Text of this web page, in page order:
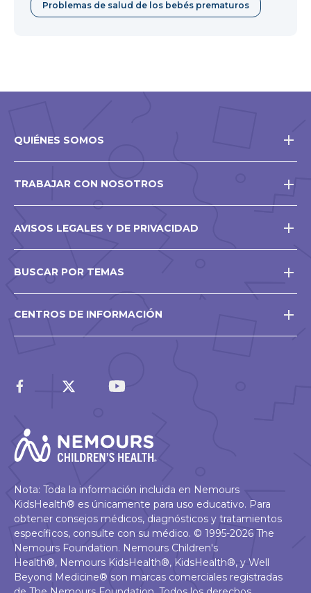
Problemas de salud de los bebés prematuros
QUIÉNES SOMOS
TRABAJAR CON NOSOTROS
AVISOS LEGALES Y DE PRIVACIDAD
BUSCAR POR TEMAS
CENTROS DE INFORMACIÓN
Nota: Toda la información incluida en Nemours
KidsHealth® es únicamente para uso educativo. Para
obtener consejos médicos, diagnósticos y tratamientos
específicos, consulte con su médico. © 1995-2026 The
Nemours Foundation. Nemours Children's
Health®, Nemours KidsHealth®, KidsHealth®, y Well
Beyond Medicine® son marcas comerciales registradas